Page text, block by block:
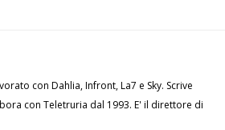
con Dahlia, Infront, La7 e Sky. Scrive
con Teletruria dal 1993. E' il direttore di